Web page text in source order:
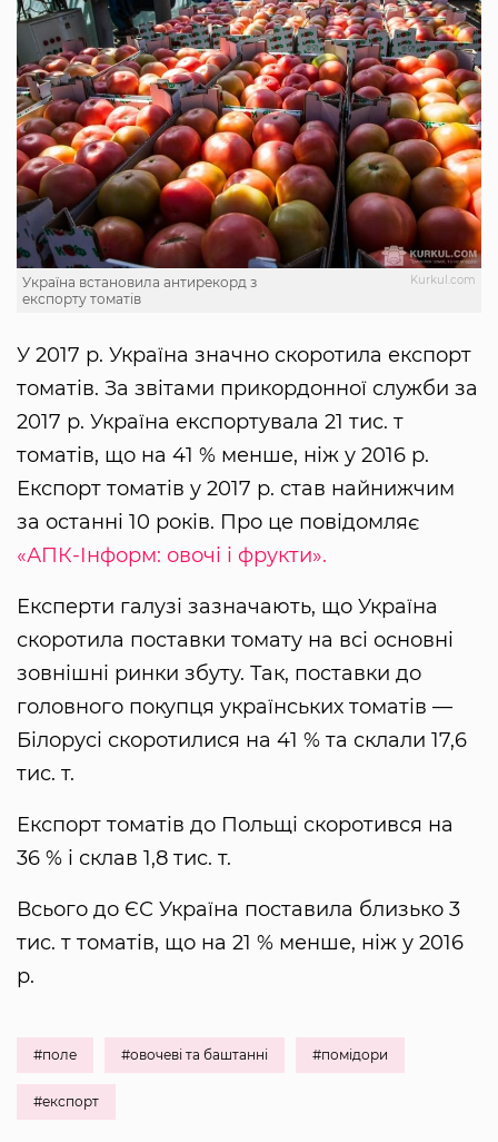
Kurkul.com
Україна встановила антирекорд з
експорту томатів
У 2017 р. Україна значно скоротила експорт
томатів. За звітами прикордонної служби за
2017 р. Україна експортувала 21 тис. т
томатів, що на 41 % менше, ніж у 2016 р.
Експорт томатів у 2017 р. став найнижчим
за останні 10 років. Про це повідомляє
«АПК-Інформ: овочі і фрукти».
Експерти галузі зазначають, що Україна
скоротила поставки томату на всі основні
зовнішні ринки збуту. Так, поставки до
головного покупця українських томатів —
Білорусі скоротилися на 41 % та склали 17,6
тис. т.
Експорт томатів до Польщі скоротився на
36 % і склав 1,8 тис. т.
Всього до ЄС Україна поставила близько 3
тис. т томатів, що на 21 % менше, ніж у 2016
р.
#поле #овочеві та баштанні #помідори
#експорт